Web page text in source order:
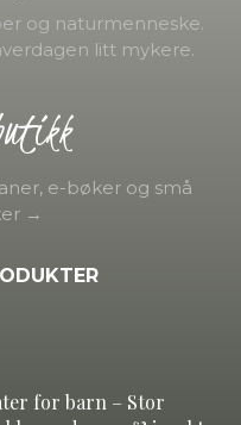
og naturmenneske.
litt mykere.
e-bøker og små
→
for barn – Stor